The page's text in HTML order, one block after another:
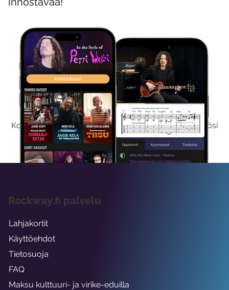
Kokeile Ilmaiseksi
Kokeilemalla ilmaiseksi saat koko sisältömme käyttöösi
viikon ajaksi.
Rockway.fi palvelu
Lahjakortit
Käyttöehdot
Tietosuoja
FAQ
Maksu kulttuuri- ja virike-eduilla